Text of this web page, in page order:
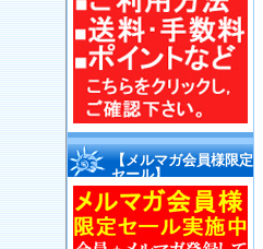
【メルマガ会員様限定
セール】